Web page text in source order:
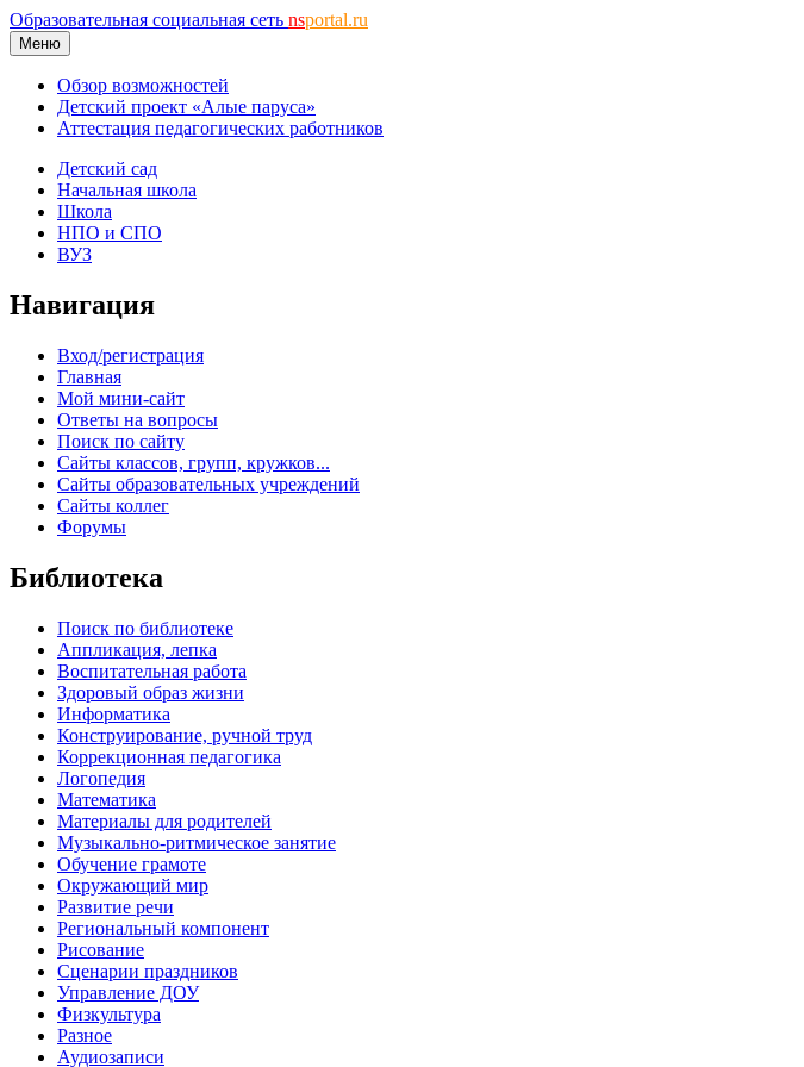
Образовательная социальная сеть nsportal.ru
Меню
Обзор возможностей
Детский проект «Алые паруса»
Аттестация педагогических работников
Детский сад
Начальная школа
Школа
НПО и СПО
ВУЗ
Навигация
Вход/регистрация
Главная
Мой мини-сайт
Ответы на вопросы
Поиск по сайту
Сайты классов, групп, кружков...
Сайты образовательных учреждений
Сайты коллег
Форумы
Библиотека
Поиск по библиотеке
Аппликация, лепка
Воспитательная работа
Здоровый образ жизни
Информатика
Конструирование, ручной труд
Коррекционная педагогика
Логопедия
Математика
Материалы для родителей
Музыкально-ритмическое занятие
Обучение грамоте
Окружающий мир
Развитие речи
Региональный компонент
Рисование
Сценарии праздников
Управление ДОУ
Физкультура
Разное
Аудиозаписи